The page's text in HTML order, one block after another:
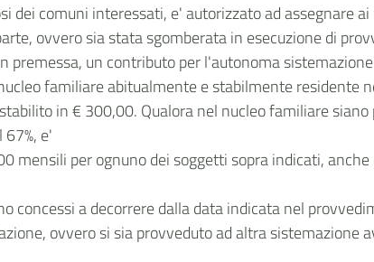
dei comuni interessati, e' autorizzato ad assegnare
ovvero sia stata sgomberata in esecuzione di
premessa, un contributo per l'autonoma
familiare abitualmente e stabilmente residente
in € 300,00. Qualora nel nucleo familiare
e'
mensili per ognuno dei soggetti sopra indicati,
concessi a decorrere dalla data indicata nel
ovvero si sia provveduto ad altra sistemazione